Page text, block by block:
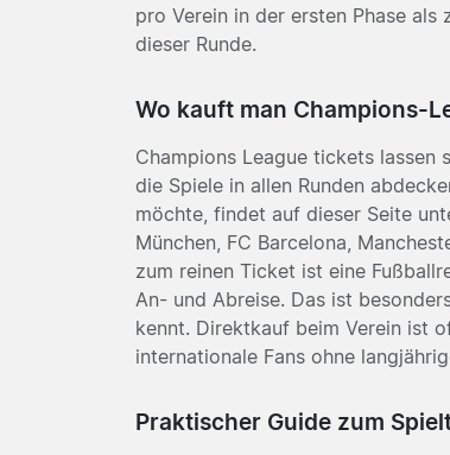
pro Verein in der ersten Phase
dieser Runde.
Wo kauft man Champions-
Champions League tickets lassen
die Spiele in allen Runden
möchte, findet auf dieser Seite
München FC Barcelona
zum reinen Ticket ist eine
An- und Abreise. Das ist
kennt. Direktkauf beim Verein ist
internationale Fans ohne
Praktischer Guide zum